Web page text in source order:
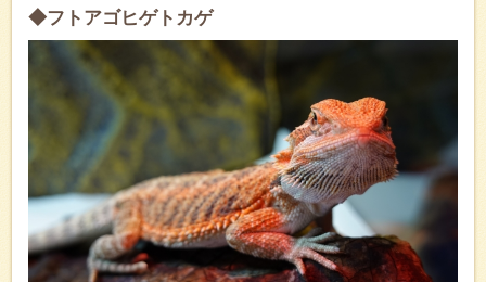
◆フトアゴヒゲトカゲ